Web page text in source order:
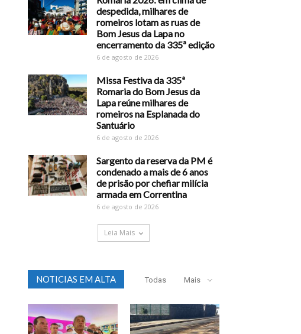
despedida, milhares de
romeiros lotam as ruas de
Bom Jesus da Lapa no
encerramento da 335ª edição
6 de agosto de 2026
Missa Festiva da 335ª
Romaria do Bom Jesus da
Lapa reúne milhares de
romeiros na Esplanada do
Santuário
6 de agosto de 2026
Sargento da reserva da PM é
condenado a mais de 6 anos
de prisão por chefiar milícia
armada em Correntina
6 de agosto de 2026
Leia Mais
NOTICIAS EM ALTA Todas Mais